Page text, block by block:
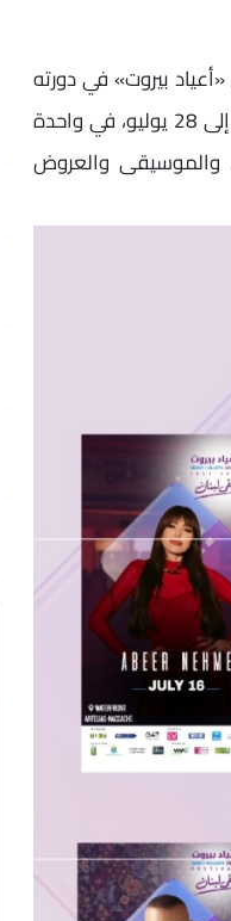
بيروت» في دورته
الجديدة، التي تقام هذا العام تحت شعار «ويبقى لبنان»، وذلك خلال الفترة من 16 إلى 28 يوليو، في واحدة
والموسيقى والعروض